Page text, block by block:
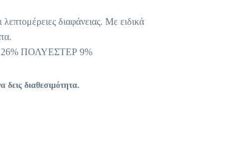
διαφάνειας. Με ειδικά
ΠΟΛΥΕΣΤΕΡ 9%
διαθεσιμότητα.